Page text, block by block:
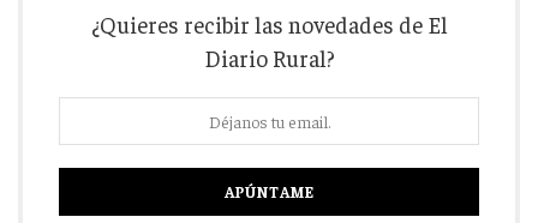
¿Quieres recibir las novedades de El
Diario Rural?